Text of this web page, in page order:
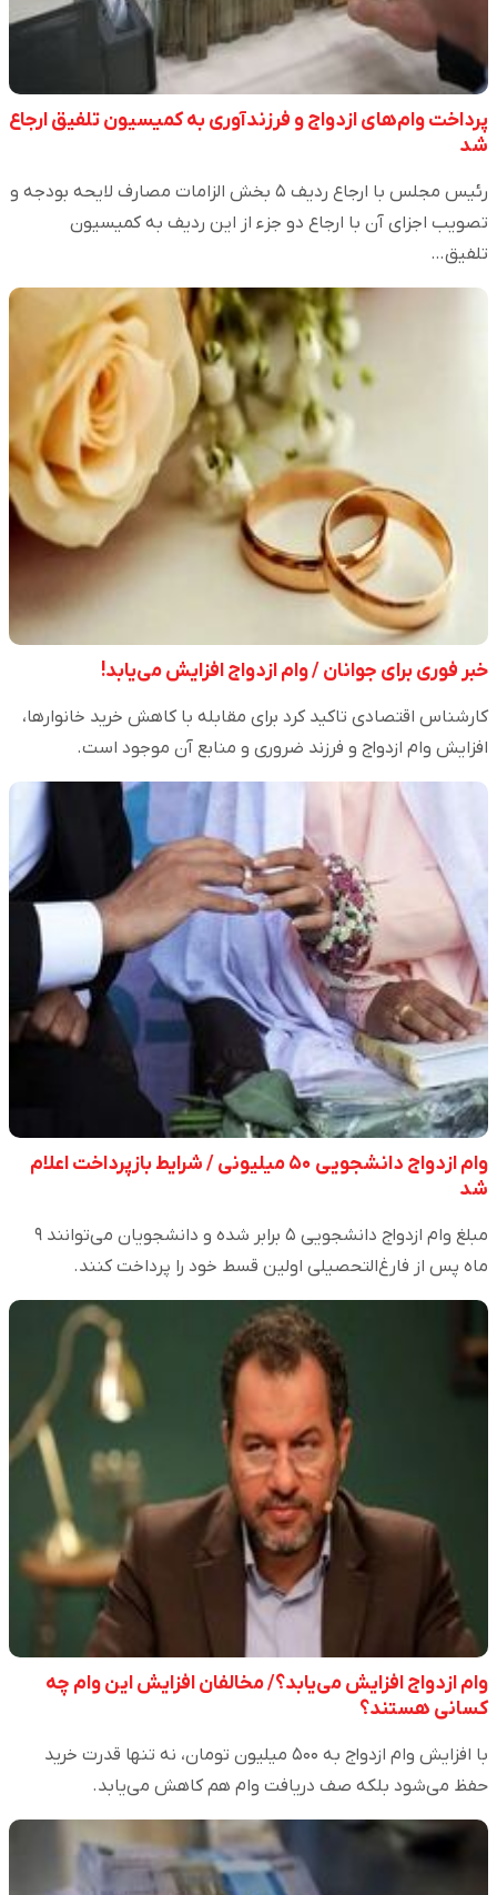
پرداخت وام‌های ازدواج و فرزندآوری به کمیسیون تلفیق ارجاع
شد
رئیس مجلس با ارجاع ردیف ۵ بخش الزامات مصارف لایحه بودجه و
تصویب اجزای آن با ارجاع دو جزء از این ردیف به کمیسیون
تلفیق…
خبر فوری برای جوانان / وام ازدواج افزایش می‌یابد!
کارشناس اقتصادی تاکید کرد برای مقابله با کاهش خرید خانوارها،
افزایش وام ازدواج و فرزند ضروری و منابع آن موجود است.
وام ازدواج دانشجویی ۵۰ میلیونی / شرایط بازپرداخت اعلام
شد
مبلغ وام ازدواج دانشجویی ۵ برابر شده و دانشجویان می‌توانند ۹
ماه پس از فارغ‌التحصیلی اولین قسط خود را پرداخت کنند.
وام ازدواج افزایش می‌یابد؟/ مخالفان افزایش این وام چه
کسانی هستند؟
با افزایش وام ازدواج به ۵۰۰ میلیون تومان، نه تنها قدرت خرید
حفظ می‌شود بلکه صف دریافت وام هم کاهش می‌یابد.